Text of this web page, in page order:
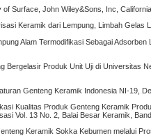
Surface, John Wiley&Sons, Inc, California.
Keramik dari Lempung, Limbah Gelas
Alam Termodifikasi Sebagai
Bergelasir Produk Unit Uji di Universitas
Genteng Keramik Indonesia NI-19,
Kualitas Produk Genteng Keramik
Vol. 13 No. 2, Balai Besar Keramik,
Keramik Sokka Kebumen melalui